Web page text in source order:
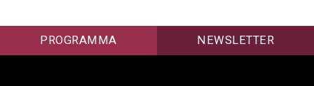
PROGRAMMA NEWSLETTER